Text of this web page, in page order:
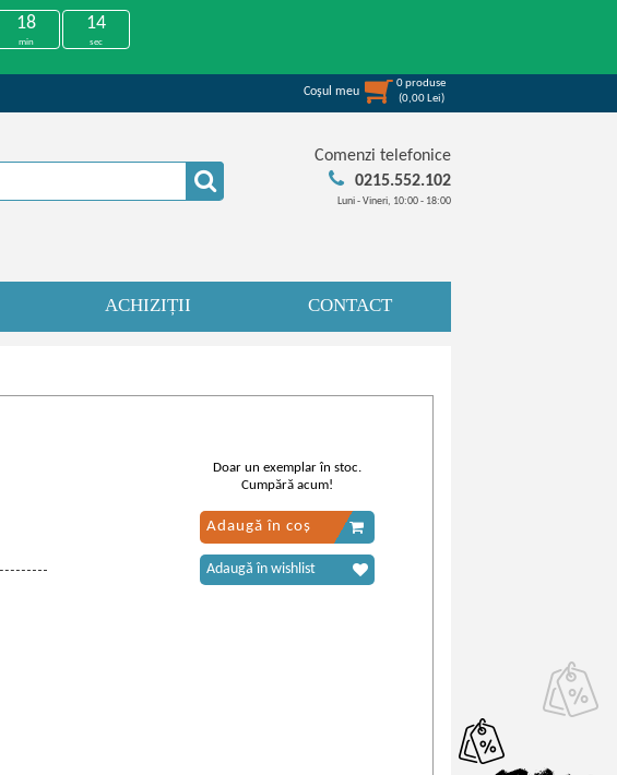
18
min
14
sec
Coşul meu
0produse
(0,00 Lei)
Comenzi telefonice
0215.552.102
Luni - Vineri, 10:00 - 18:00
ACHIZIȚII CONTACT
Doar un exemplar în stoc.
Cumpără acum!
Adaugă în coș
Adaugă în wishlist